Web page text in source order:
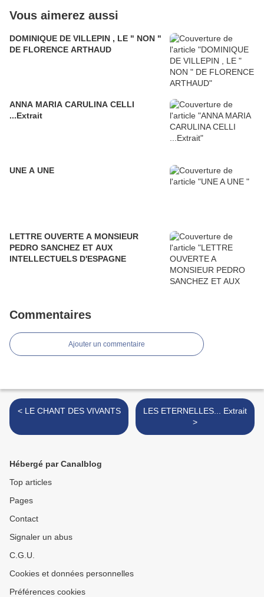
Vous aimerez aussi
DOMINIQUE DE VILLEPIN , LE " NON "
DE FLORENCE ARTHAUD
ANNA MARIA CARULINA CELLI
...Extrait
UNE A UNE
LETTRE OUVERTE A MONSIEUR
PEDRO SANCHEZ ET AUX
INTELLECTUELS D'ESPAGNE
Commentaires
Ajouter un commentaire
< LE CHANT DES VIVANTS
LES ETERNELLES... Extrait
>
Hébergé par Canalblog
Top articles
Pages
Contact
Signaler un abus
C.G.U.
Cookies et données personnelles
Préférences cookies